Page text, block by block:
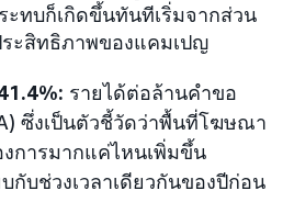
ทบก็เกิดขึ้นทันทีเริ่มจากส่วน
ะสิทธิภาพของแคมเปญ
รายได้ต่อล้านคำขอ
ซึ่งเป็นตัวชี้วัดว่าพื้นที่โฆษณา
การมากแค่ไหนเพิ่มขึ้น
กับช่วงเวลาเดียวกันของปีก่อน